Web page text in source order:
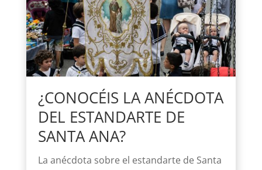
¿CONOCÉIS LA ANÉCDOTA
DEL ESTANDARTE DE
SANTA ANA?
La anécdota sobre el estandarte de Santa